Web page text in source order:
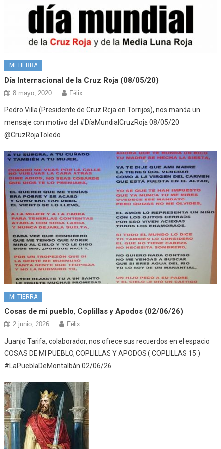
MI TIERRA
Día Internacional de la Cruz Roja (08/05/20)
8 mayo, 2020 Félix
Pedro Villa (Presidente de Cruz Roja en Torrijos), nos manda un
mensaje con motivo del #DíaMundialCruzRoja 08/05/20
@CruzRojaToledo
MI TIERRA
Cosas de mi pueblo, Coplillas y Apodos (02/06/26)
2 junio, 2026 Félix
Juanjo Tarifa, colaborador, nos ofrece sus recuerdos en el espacio
COSAS DE MI PUEBLO, COPLILLAS Y APODOS ( COPLILLAS 15 )
#LaPueblaDeMontalbán 02/06/26